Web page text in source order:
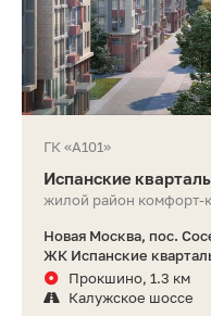
ГК «А101»
Испанские
жилой район комфорт-
Новая Москва, пос.
ЖК Испанские
Прокшино, 1.3 км
Калужское шоссе